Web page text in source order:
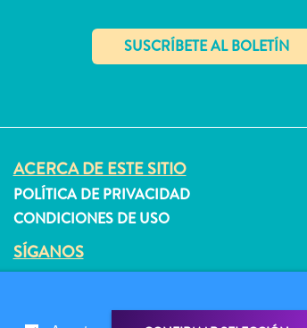
✕
ACERCA DE ESTE SITIO
POLÍTICA DE PRIVACIDAD
CONDICIONES DE USO
SÍGANOS